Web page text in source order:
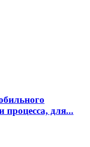
процесса, для...